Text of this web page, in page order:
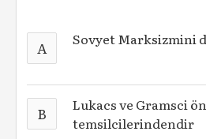
A Sovyet Marksizmini
B
Lukacs ve Gramsci
temsilcilerindendir